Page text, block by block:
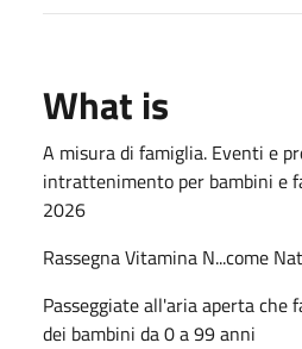
What is
A misura di famiglia. Eventi e
intrattenimento per bambini e
2026
Rassegna Vitamina N...come
Passeggiate all'aria aperta che
dei bambini da 0 a 99 anni